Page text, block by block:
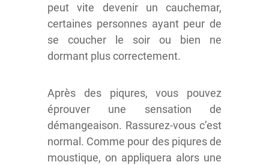
peut vite devenir un cauchemar,
certaines personnes ayant peur de
se coucher le soir ou bien ne
dormant plus correctement.
Après des piqures, vous pouvez
éprouver une sensation de
démangeaison. Rassurez-vous c’est
normal. Comme pour des piqures de
moustique, on appliquera alors une